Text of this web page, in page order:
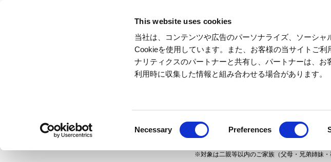
This website uses cookies
当社は、コンテンツや広告のパーソナライズ、ソーシ
Cookieを使用しています。また、お客様の当サイトご
ナリティクスのパートナーと共有し、パートナーは、
利用時に収集した情報と組み合わせる場合があります。
Necessary Preferences
お誕生日のお子さま（中学生以下）
ご同伴の方は割引でご購入いただけ
※お誕生日のお子さま含め1購入最大6名まで。
※対象は二親等以内のご家族（父母・兄弟姉妹